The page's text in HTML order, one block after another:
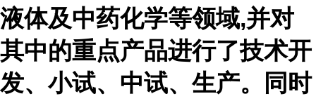
液体及中药化学等领域,并对
其中的重点产品进行了技术开
发、小试、中试、生产。同时